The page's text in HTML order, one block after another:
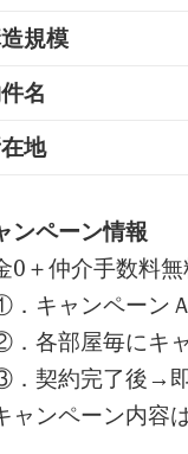
規模
名
地
ンペーン情報
0＋仲介手数料
．キャンペーン
．各部屋毎にキ
．契約完了後→
ンペーン内容